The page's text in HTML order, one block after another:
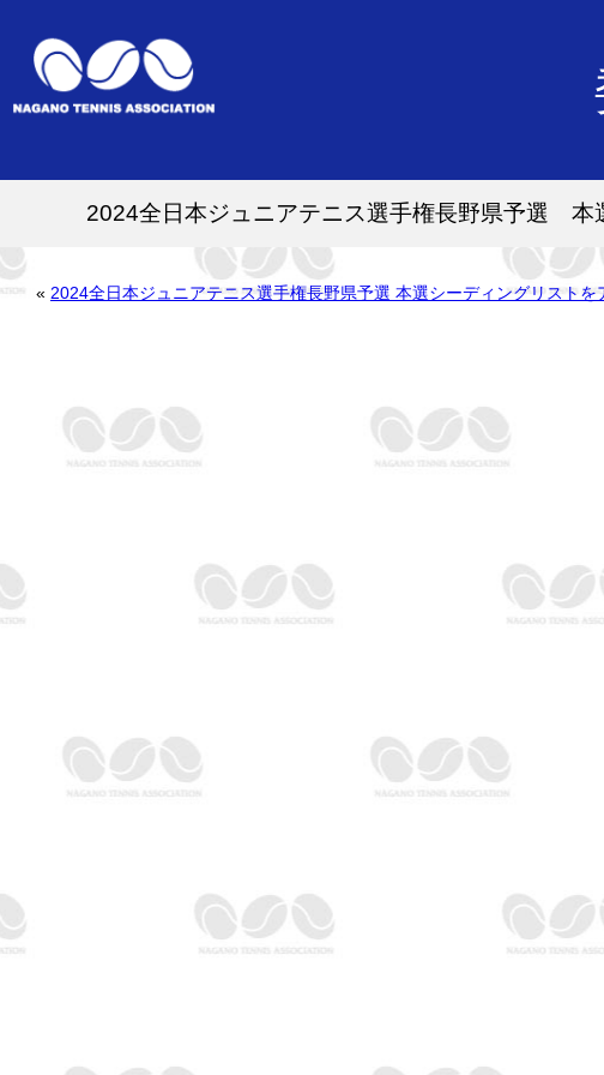
2024全日本ジュニアテニス選手権長野県予選 本
« 2024全日本ジュニアテニス選手権長野県予選 本選シーディングリストを